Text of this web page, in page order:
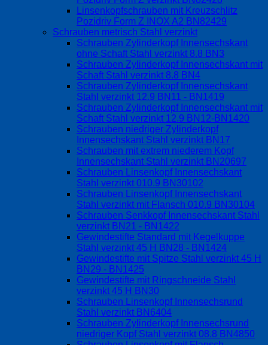
Linsenkopfschrauben mit Kreuzschlitz
Pozidriv Form Z INOX A2 BN82429
Schrauben metrisch Stahl verzinkt
Schrauben Zylinderkopf Innensechskant
ohne Schaft Stahl verzinkt 8.8 BN3
Schrauben Zylinderkopf Innensechskant mit
Schaft Stahl verzinkt 8.8 BN4
Schrauben Zylinderkopf Innensechskant
Stahl verzinkt 12.9 BN11 - BN1419
Schrauben Zylinderkopf Innensechskant mit
Schaft Stahl verzinkt 12.9 BN12-BN1420
Schrauben niedriger Zylinderkopf
Innensechskant Stahl verzinkt BN17
Schrauben mit extrem niederem Kopf
Innensechskant Stahl verzinkt BN20697
Schrauben Linsenkopf Innensechskant
Stahl verzinkt 010.9 BN30102
Schrauben Linsenkopf Innensechskant
Stahl verzinkt mit Flansch 010.9 BN30104
Schrauben Senkkopf Innensechskant Stahl
verzinkt BN21 - BN1422
Gewindestifte Standard mit Kegelkuppe
Stahl verzinkt 45 H BN28 - BN1424
Gewindestifte mit Spitze Stahl verzinkt 45 H
BN29 - BN1425
Gewindestifte mit Ringschneide Stahl
verzinkt 45 H BN30
Schrauben Linsenkopf Innensechsrund
Stahl verzinkt BN6404
Schrauben Zylinderkopf Innensechsrund
niedriger Kopf Stahl verzinkt 08.8 BN4850